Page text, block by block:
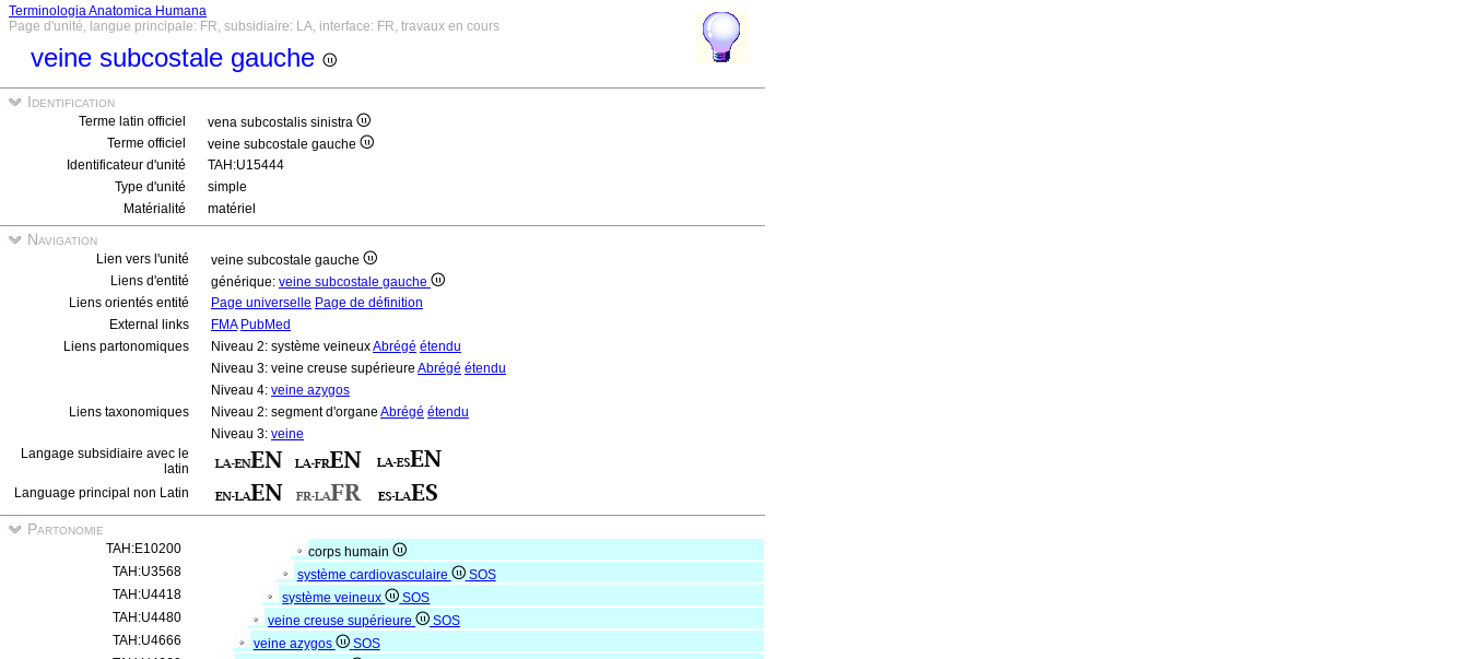
Terminologia Anatomica Humana
Page d'unité, langue principale: FR, subsidiaire: LA, interface: FR, travaux en cours
veine subcostale gauche
Identification
Terme latin officiel
vena subcostalis sinistra
Terme officiel
veine subcostale gauche
Identificateur d'unité
TAH:U15444
Type d'unité
simple
Matérialité
matériel
Navigation
Lien vers l'unité
veine subcostale gauche
Liens d'entité
générique: veine subcostale gauche
Liens orientés entité
Page universelle Page de définition
External links
FMA PubMed
Liens partonomiques
Niveau 2: système veineuxAbrégé étendu
Niveau 3: veine creuse supérieure Abrégé étendu
Niveau 4: veine azygos
Liens taxonomiques
Niveau 2: segment d'organe Abrégé étendu
Niveau 3: veine
Langage subsidiaire avec le
latin
Language principal non Latin
Partonomie
TAH:E10200
corps humain
TAH:U3568
système cardiovasculaire
SOS
TAH:U4418
système veineux
SOS
TAH:U4480
veine creuse supérieure
SOS
TAH:U4666
veine azygos
SOS